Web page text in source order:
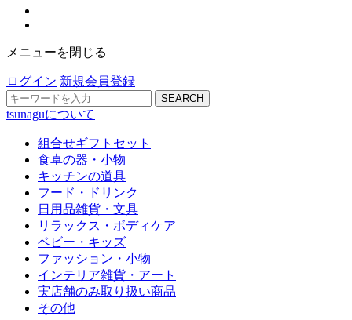
メニューを閉じる
ログイン 新規会員登録
SEARCH
tsunaguについて
組合せギフトセット
食卓の器・小物
キッチンの道具
フード・ドリンク
日用品雑貨・文具
リラックス・ボディケア
ベビー・キッズ
ファッション・小物
インテリア雑貨・アート
実店舗のみ取り扱い商品
その他